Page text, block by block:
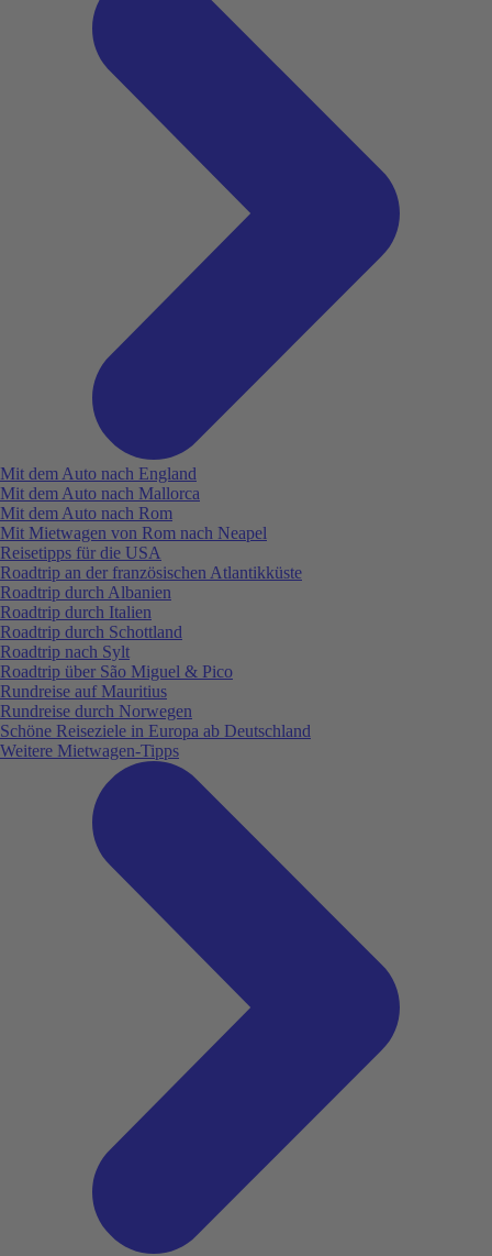
Mit dem Auto nach England
Mit dem Auto nach Mallorca
Mit dem Auto nach Rom
Mit Mietwagen von Rom nach Neapel
Reisetipps für die USA
Roadtrip an der französischen Atlantikküste
Roadtrip durch Albanien
Roadtrip durch Italien
Roadtrip durch Schottland
Roadtrip nach Sylt
Roadtrip über São Miguel & Pico
Rundreise auf Mauritius
Rundreise durch Norwegen
Schöne Reiseziele in Europa ab Deutschland
Weitere Mietwagen-Tipps